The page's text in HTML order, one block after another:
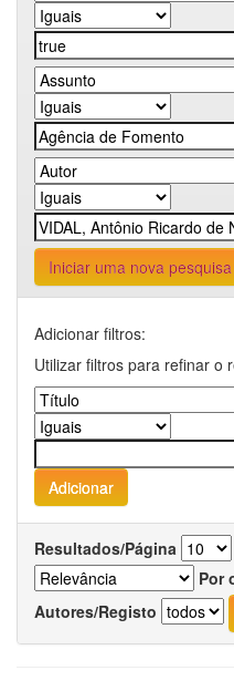
Iniciar uma nova pesquisa
Adicionar filtros:
Utilizar filtros para refinar o
Resultados/Página
Por
Autores/Registo